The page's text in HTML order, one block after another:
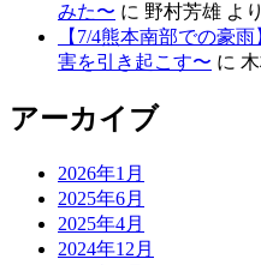
みた〜 に 野村芳雄 より
【7/4熊本南部での豪
害を引き起こす〜 に
アーカイブ
2026年1月
2025年6月
2025年4月
2024年12月